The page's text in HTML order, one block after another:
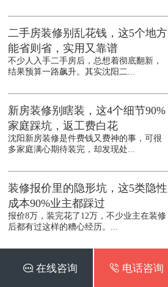
二手房装修别乱花钱，这5个地方
能省则省，实用又靠谱
不少人入手二手房后，总想着彻底翻新，
结果预算一路飙升。其实沈阳二...
新房装修别瞎装，这4个细节90%
家庭踩坑，返工费白花
沈阳新房装修是件费钱又费神的事，可很
多家庭满心期待装完，却发现处...
装修报价里的隐形坑，这5类隐性
成本90%业主都踩过
报价8万，装完花了12万，不少业主在装修
后都有过这样的糟心经历。...
入住后想当懒人？这4个装修设计
 在线咨询  电话咨询